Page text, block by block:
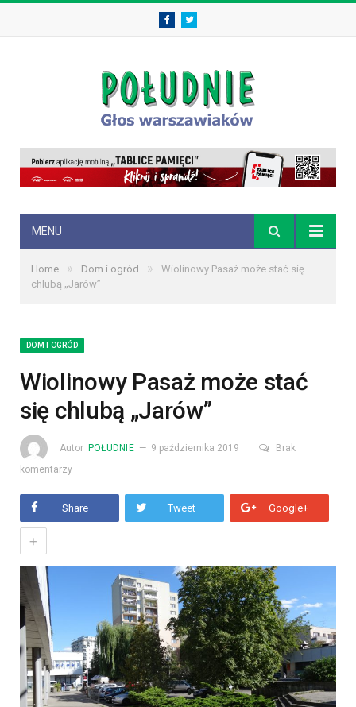
FacebookTwitter
MENU
Home » Dom i ogród »
Wiolinowy Pasaż może stać się
chlubą „Jarów”
DOM I OGRÓD
Wiolinowy Pasaż może stać
się chlubą „Jarów”
Autor POŁUDNIE 9 października 2019
Brak
komentarzy
Share Tweet Google+
+